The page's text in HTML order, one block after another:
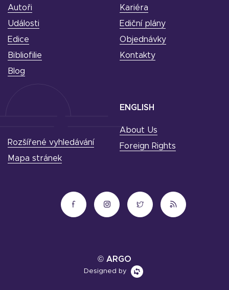
Autoři
Události
Edice
Bibliofilie
Blog
Kariéra
Ediční plány
Objednávky
Kontakty
ENGLISH
About Us
Foreign Rights
Rozšířené vyhledávání
Mapa stránek
© ARGO
Designed by